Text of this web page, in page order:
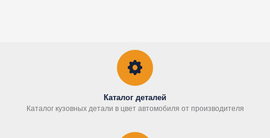
Каталог деталей
Каталог кузовных детали в цвет автомобиля от производителя